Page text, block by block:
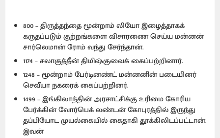
800 – திருத்தந்தை மூன்றாம் லியோ இழைத்தாகக்
கருதப்படும் குற்றங்களை விசாரணை செய்ய மன்னன்
சார்லெமான் ரோம் வந்து சேர்ந்தான்.
1174 – சலாகுத்தீன் திமிஷ்குவைக் கைப்பற்றினார்.
1248 – மூன்றாம் பேர்டினண்ட் மன்னனின் படையினர்
செவீயா நகரைக் கைப்பற்றினர்.
1499 – இங்கிலாந்தின் அரசாட்சிக்கு உரிமை கோரிய
பேர்க்கின் வோர்பெக் லண்டன் கோபுரத்தில் இருந்து
தப்பியோட முயல்கையில் கைதாகி தூக்கிலிடப்பட்டான்.
இவன்